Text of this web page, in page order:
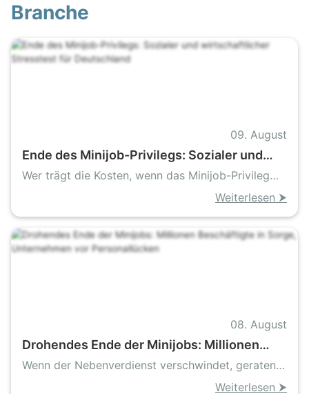
Branche
09. August
Ende des Minijob-Privilegs: Sozialer und
wirtschaftlicher Stresstest für Deutschland
Wer trägt die Kosten, wenn das Minijob-Privileg
Weiterlesen ⮞
08. August
Drohendes Ende der Minijobs: Millionen
Beschäftigte in Sorge, Unternehmen vor
Wenn der Nebenverdienst verschwindet, geraten
Existenzen und Betriebe in SchieflageWeiterlesen ⮞